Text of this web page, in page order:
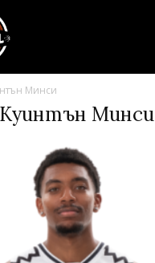
Минси
Куинтън Минси